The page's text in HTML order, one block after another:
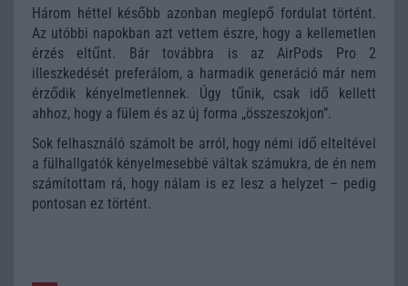
Három héttel később azonban meglepő fordulat történt.
Az utóbbi napokban azt vettem észre, hogy a kellemetlen
érzés eltűnt. Bár továbbra is az AirPods Pro 2
illeszkedését preferálom, a harmadik generáció már nem
érződik kényelmetlennek. Úgy tűnik, csak idő kellett
ahhoz, hogy a fülem és az új forma „összeszokjon”.
Sok felhasználó számolt be arról, hogy némi idő elteltével
a fülhallgatók kényelmesebbé váltak számukra, de én nem
számítottam rá, hogy nálam is ez lesz a helyzet – pedig
pontosan ez történt.